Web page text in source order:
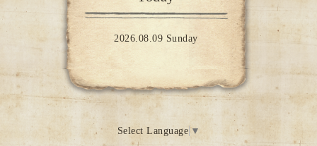
2026.08.09 Sunday
Select Language ▼